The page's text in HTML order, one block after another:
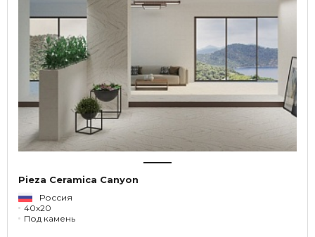
Pieza Ceramica Canyon
Россия
40x20
Под камень